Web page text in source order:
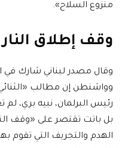
منزوع السلاح».
وقف إطلاق النار
وقال مصدر لبناني شارك في
وواشنطن إن مطالب
رئيس البرلمان، نبيه بري،
بل باتت تقتصر على «وقف
الهدم والتجريف التي تقوم